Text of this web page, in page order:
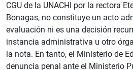
CGU de la UNACHI por la rectora
Bonagas, no constituye un acto
evaluación ni es una decisión
instancia administrativa u otro
la nota. En tanto, el Ministerio de
denuncia penal ante el Ministerio